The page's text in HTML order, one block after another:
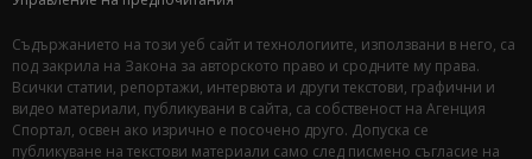
Съдържанието на този уеб сайт и технологиите, използвани в него, са
под закрила на Закона за авторското право и сродните му права.
Всички статии, репортажи, интервюта и други текстови, графични и
видео материали, публикувани в сайта, са собственост на Агенция
Спортал, освен ако изрично е посочено друго. Допуска се
публикуване на текстови материали само след писмено съгласие на